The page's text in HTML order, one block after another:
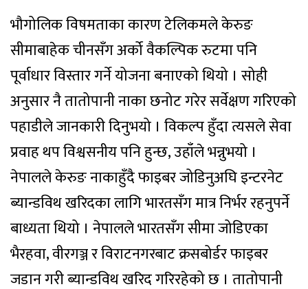
भौगोलिक विषमताका कारण टेलिकमले केरुङ
सीमाबाहेक चीनसँग अर्को वैकल्पिक रुटमा पनि
पूर्वाधार विस्तार गर्ने योजना बनाएको थियो । सोही
अनुसार नै तातोपानी नाका छनोट गरेर सर्वेक्षण गरिएको
पहाडीले जानकारी दिनुभयो । विकल्प हुँदा त्यसले सेवा
प्रवाह थप विश्वसनीय पनि हुन्छ, उहाँले भन्नुभयो ।
नेपालले केरुङ नाकाहुँदै फाइबर जोडिनुअघि इन्टरनेट
ब्यान्डविथ खरिदका लागि भारतसँग मात्र निर्भर रहनुपर्ने
बाध्यता थियो । नेपालले भारतसँग सीमा जोडिएका
भैरहवा, वीरगञ्ज र विराटनगरबाट क्रसबोर्डर फाइबर
जडान गरी ब्यान्डविथ खरिद गरिरहेको छ । तातोपानी